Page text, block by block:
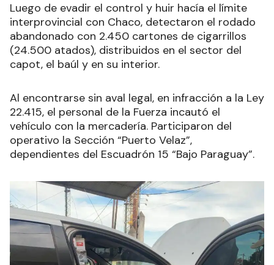
Luego de evadir el control y huir hacía el límite
interprovincial con Chaco, detectaron el rodado
abandonado con 2.450 cartones de cigarrillos
(24.500 atados), distribuidos en el sector del
capot, el baúl y en su interior.
Al encontrarse sin aval legal, en infracción a la Ley
22.415, el personal de la Fuerza incautó el
vehículo con la mercadería. Participaron del
operativo la Sección “Puerto Velaz”,
dependientes del Escuadrón 15 “Bajo Paraguay”.